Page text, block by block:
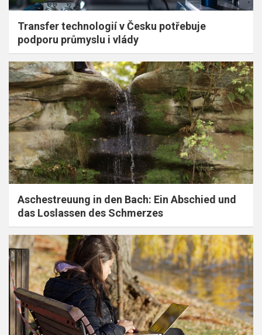
Transfer technologií v Česku potřebuje
podporu průmyslu i vlády
Aschestreuung in den Bach: Ein Abschied und
das Loslassen des Schmerzes